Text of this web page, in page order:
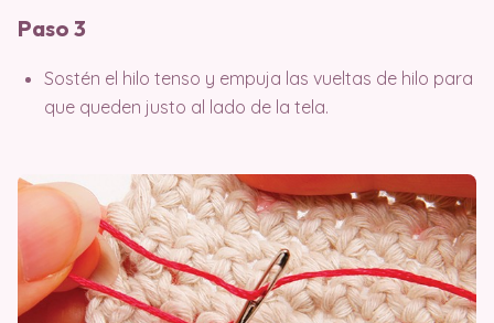
Paso 3
Sostén el hilo tenso y empuja las vueltas de hilo para
que queden justo al lado de la tela.